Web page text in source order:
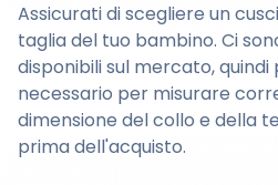
Assicurati di scegliere un
taglia del tuo bambino. Ci
disponibili sul mercato,
necessario per misurare
dimensione del collo e della
prima dell'acquisto.